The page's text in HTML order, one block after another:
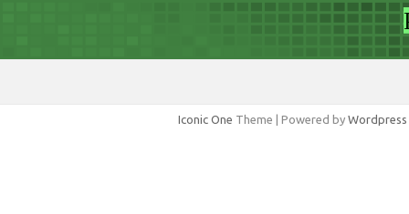
Iconic One Theme | Powered by Wordpress